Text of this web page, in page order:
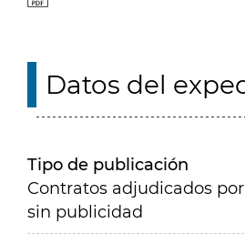
Datos del
Tipo de publicación
Contratos adjudicados
sin publicidad